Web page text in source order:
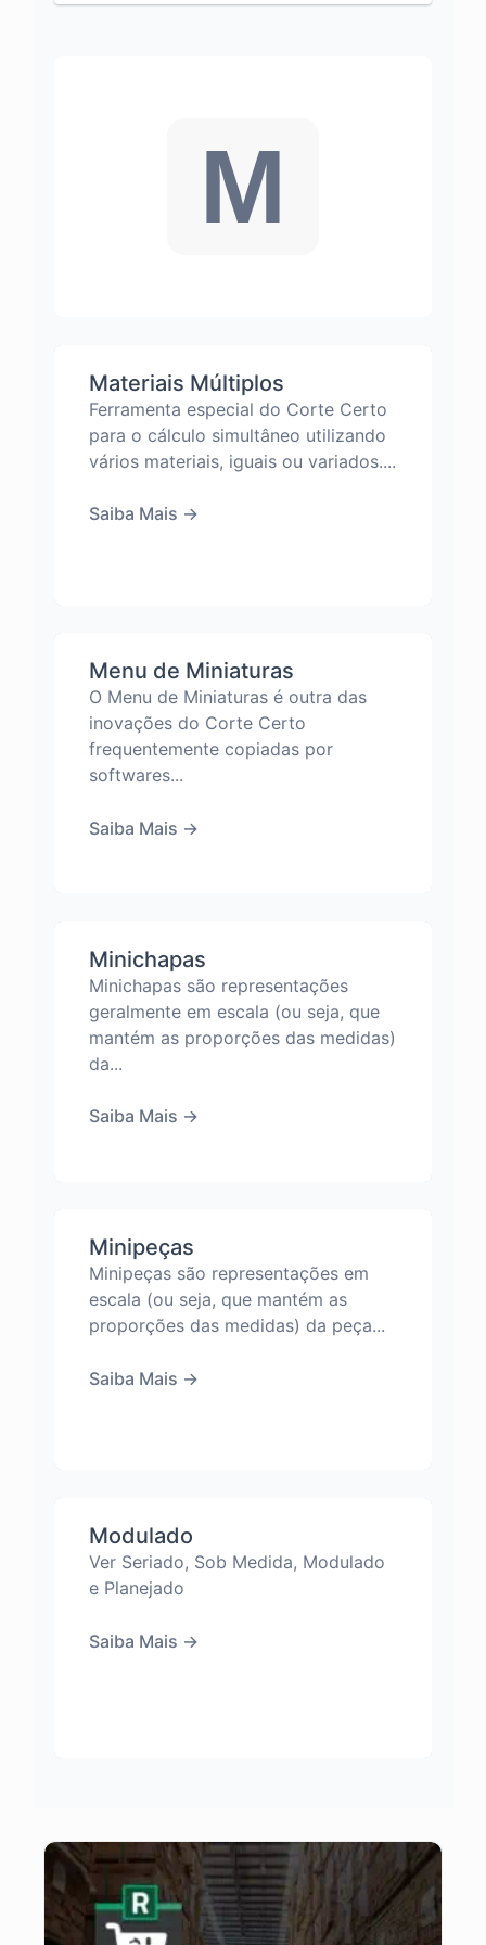
M
Materiais Múltiplos
Ferramenta especial do Corte Certo
para o cálculo simultâneo utilizando
vários materiais, iguais ou variados....
Saiba Mais →
Menu de Miniaturas
O Menu de Miniaturas é outra das
inovações do Corte Certo
frequentemente copiadas por
softwares...
Saiba Mais →
Minichapas
Minichapas são representações
geralmente em escala (ou seja, que
mantém as proporções das medidas)
da...
Saiba Mais →
Minipeças
Minipeças são representações em
escala (ou seja, que mantém as
proporções das medidas) da peça...
Saiba Mais →
Modulado
Ver Seriado, Sob Medida, Modulado
e Planejado
Saiba Mais →